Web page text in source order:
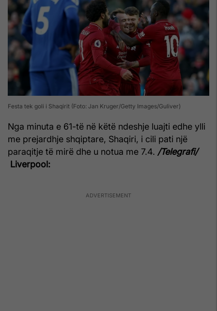
Festa tek goli i Shaqirit (Foto: Jan Kruger/Getty Images/Guliver)
Nga minuta e 61-të në këtë ndeshje luajti edhe ylli
me prejardhje shqiptare, Shaqiri, i cili pati një
paraqitje të mirë dhe u notua me 7.4. /Telegrafi/
Liverpool: